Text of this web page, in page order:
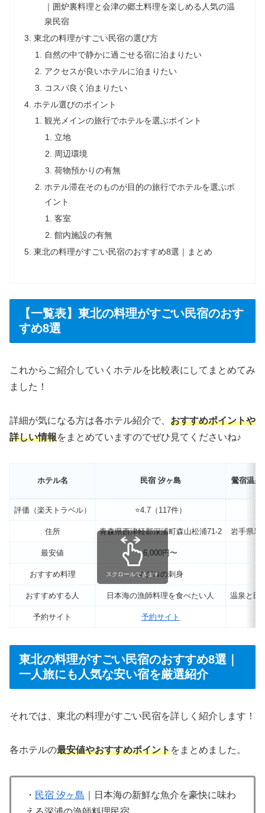
｜囲炉裏料理と会津の郷土料理を楽しめる人気の温
泉民宿
東北の料理がすごい民宿の選び方
自然の中で静かに過ごせる宿に泊まりたい
アクセスが良いホテルに泊まりたい
コスパ良く泊まりたい
ホテル選びのポイント
観光メインの旅行でホテルを選ぶポイント
立地
周辺環境
荷物預かりの有無
ホテル滞在そのものが目的の旅行でホテルを選ぶポ
イント
客室
館内施設の有無
東北の料理がすごい民宿のおすすめ8選｜まとめ
【一覧表】東北の料理がすごい民宿のおす
すめ8選
これからご紹介していくホテルを比較表にしてまとめてみ
ました！
詳細が気になる方は各ホテル紹介で、 おすすめポイントや
詳しい情報をまとめていますのでぜひ見てくださいね♪
ホテル名 民宿 汐ヶ島 鶯宿温泉
評価（楽天トラベル） ⭐️4.7（117件）
住所 青森県西津軽郡深浦町森山松浦71-2 岩手県岩
最安値 6,000円〜
おすすめ料理 マグロの刺身
おすすめする人 日本海の漁師料理を食べたい人 温泉と田
予約サイト 予約サイト
スクロールできます
東北の料理がすごい民宿のおすすめ8選｜
一人旅にも人気な安い宿を厳選紹介
それでは、東北の料理がすごい民宿を詳しく紹介します！
各ホテルの最安値やおすすめポイントをまとめました。
・ 民宿 汐ヶ島 ｜日本海の新鮮な魚介を豪快に味わ